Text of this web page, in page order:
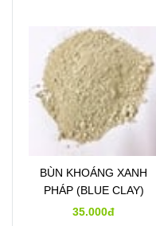
BÙN KHOÁNG XANH
PHÁP (BLUE CLAY)
35.000đ